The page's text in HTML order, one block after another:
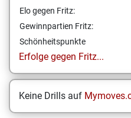
Elo gegen Fritz:
Gewinnpartien Fritz:
Schönheitspunkte
Erfolge gegen Fritz...
Keine Drills auf